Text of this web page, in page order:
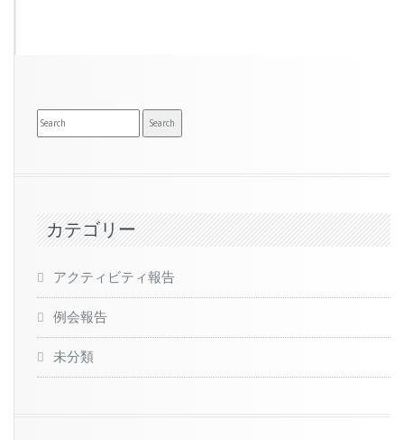
カテゴリー
アクティビティ報告
例会報告
未分類